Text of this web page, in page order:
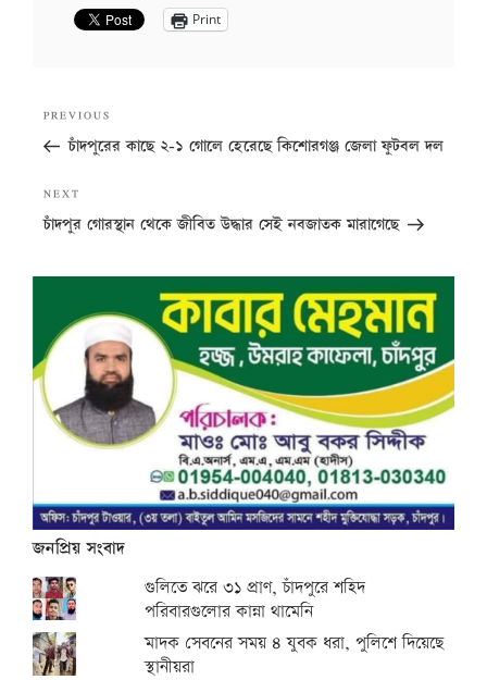
Print
navigation
Previous
Post
PREVIOUS
চাঁদপুরের কাছে ২-১ গোলে হেরেছে কিশোরগঞ্জ জেলা ফুটবল দল
Next
Post
NEXT
চাঁদপুর গোরস্থান থেকে জীবিত উদ্ধার সেই নবজাতক মারাগেছে
জনপ্রিয় সংবাদ
গুলিতে ঝরে ৩১ প্রাণ, চাঁদপুরে শহিদ
পরিবারগুলোর কান্না থামেনি
মাদক সেবনের সময় ৪ যুবক ধরা, পুলিশে দিয়েছে
স্থানীয়রা